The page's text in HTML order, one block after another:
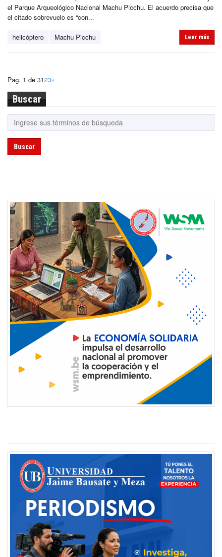
el Parque Arqueológico Nacional Machu Picchu. El acuerdo precisa que
el citado sobrevuelo es “con...
helicóptero Machu Picchu Leer más
Pag. 1 de 3123»
Buscar
Buscar